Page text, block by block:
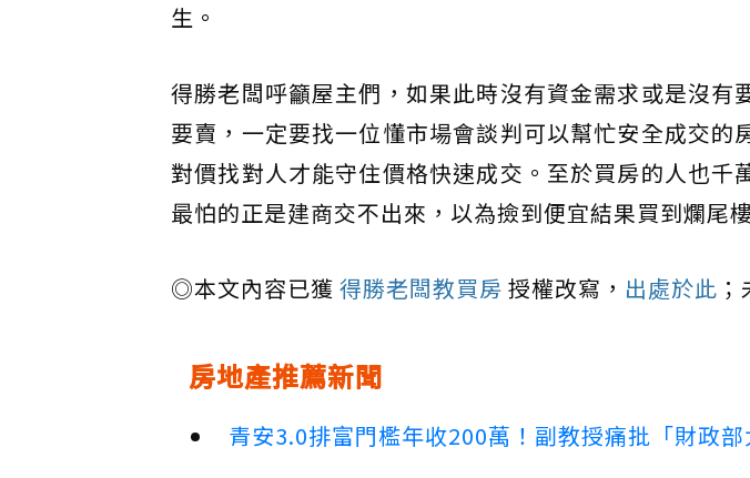
生。
得勝老闆呼籲屋主們，如果此時沒有資金需求或是沒有
要賣，一定要找一位懂市場會談判可以幫忙安全成交的
對價找對人才能守住價格快速成交。至於買房的人也千
最怕的正是建商交不出來，以為撿到便宜結果買到爛尾
◎本文內容已獲 得勝老闆教買房 授權改寫， 出處於此
房地產推薦新聞
青安3.0排富門檻年收200萬！副教授痛批「財政